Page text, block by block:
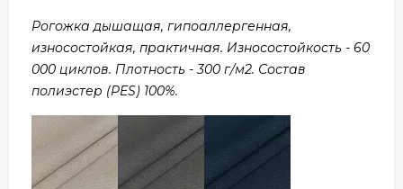
Рогожка дышащая, гипоаллергенная,
износостойкая, практичная. Износостойкость - 60
000 циклов. Плотность - 300 г/м2. Состав
полиэстер (PES) 100%.